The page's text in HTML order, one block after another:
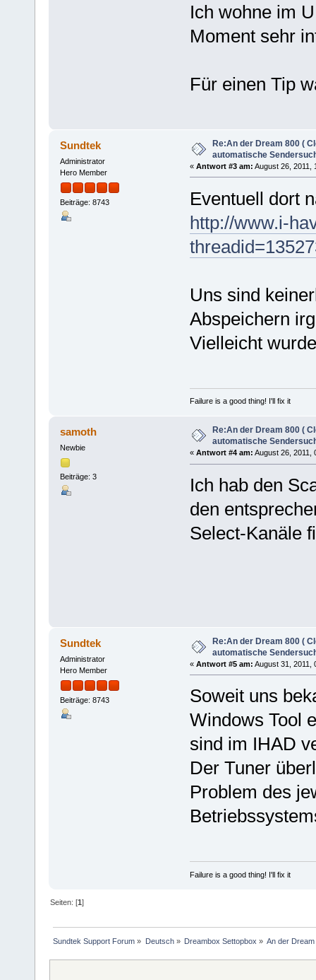
Ich wohne im
Moment sehr
Für einen Tip
Sundtek
Administrator
Hero Member
Beiträge: 8743
Re:An der Dream 800 (
automatische
« Antwort #3 am: August 26, 2011,
Eventuell dort
http://www.i-
Uns sind
Abspeichern
Vielleicht
Failure is a good thing! I'll fix it
samoth
Newbie
Beiträge: 3
Re:An der Dream 800 (
automatische
« Antwort #4 am: August 26, 2011,
Ich hab den
den
Select-Kanäle
Sundtek
Administrator
Hero Member
Beiträge: 8743
Re:An der Dream 800 (
automatische
« Antwort #5 am: August 31, 2011,
Soweit uns
Windows Tool
sind im IHAD
Der Tuner
Problem des
Failure is a good thing! I'll fix it
Seiten: [1]
Sundtek Support Forum » Deutsch» Dreambox Settopbox » An der